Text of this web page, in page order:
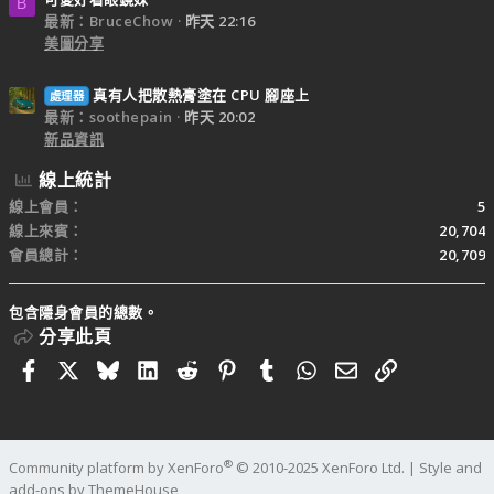
最新：BruceChow
昨天 22:16
美圖分享
處理器 真有人把散熱膏塗在 CPU 腳座上
最新：soothepain
昨天 20:02
新品資訊
線上統計
線上會員
5
線上來賓
20,704
會員總計
20,709
包含隱身會員的總數。
分享此頁
FacebookBlueskyLinkedIn
RedditPinterestTumblrWhatsApp
電子郵件
連結
Community platform by XenForo® © 2010-2025 XenForo Ltd. | Style and
add-ons by ThemeHouse